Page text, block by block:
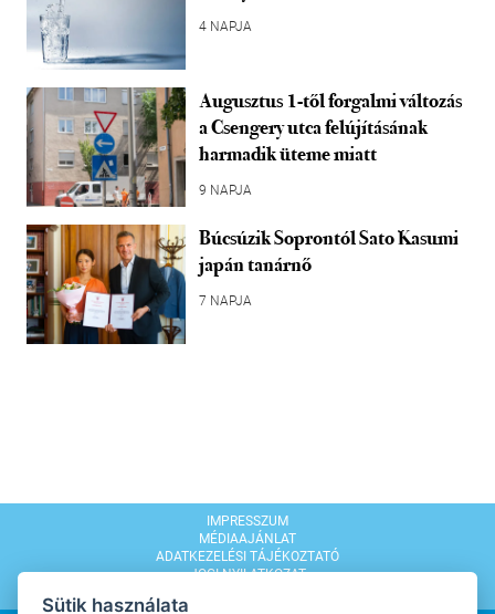
4 NAPJA
Augusztus 1-től forgalmi változás
a Csengery utca felújításának
harmadik üteme miatt
9 NAPJA
Búcsúzik Soprontól Sato Kasumi
japán tanárnő
7 NAPJA
IMPRESSZUM
MÉDIAAJÁNLAT
ADATKEZELÉSI TÁJÉKOZTATÓ
JOGI NYILATKOZAT
Sütik használata